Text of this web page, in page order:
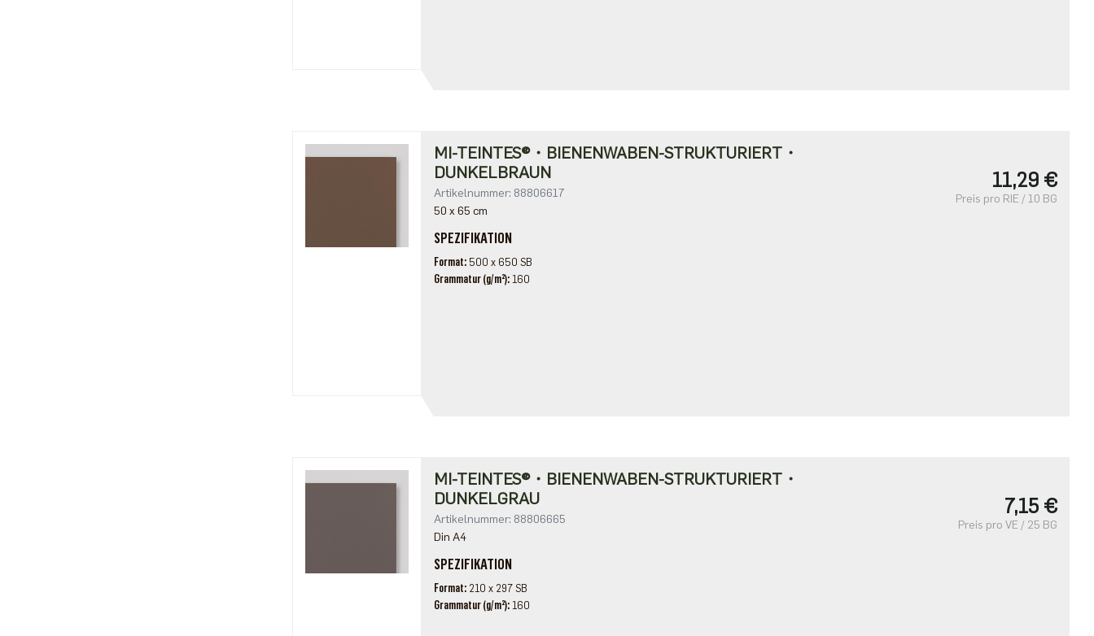
MI-TEINTES®・BIENENWABEN-STRUKTURIERT・
DUNKELBRAUN
Artikelnummer: 88806617
50 x 65 cm
SPEZIFIKATION
Format 500 x 650 SB
Grammatur (g/m²) 160
11,29 €
Preis pro RIE / 10 BG
MI-TEINTES®・BIENENWABEN-STRUKTURIERT・
DUNKELGRAU
Artikelnummer: 88806665
Din A4
SPEZIFIKATION
Format 210 x 297 SB
Grammatur (g/m²) 160
7,15 €
Preis pro VE / 25 BG